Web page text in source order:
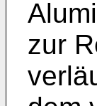
zur